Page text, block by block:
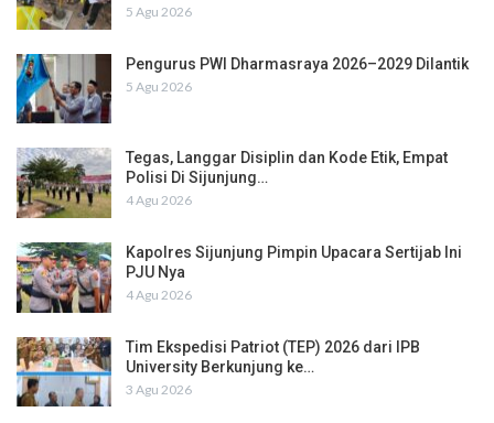
5 Agu 2026
Pengurus PWI Dharmasraya 2026–2029 Dilantik
5 Agu 2026
Tegas, Langgar Disiplin dan Kode Etik, Empat
Polisi Di Sijunjung…
4 Agu 2026
Kapolres Sijunjung Pimpin Upacara Sertijab Ini
PJU Nya
4 Agu 2026
Tim Ekspedisi Patriot (TEP) 2026 dari IPB
University Berkunjung ke…
3 Agu 2026